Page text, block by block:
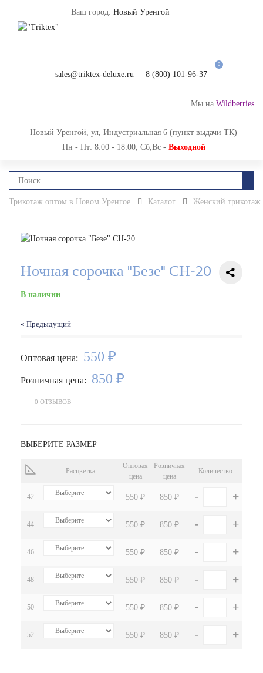
Ваш город: Новый Уренгой
0
8 (800) 101-96-37
sales@triktex-deluxe.ru
Мы на Wildberries
Новый Уренгой, ул, Индустриальная 6 (пункт выдачи ТК)
Пн - Пт: 8:00 - 18:00, Сб,Вс - Выходной
Трикотаж оптом в Новом Уренгое Каталог Женский трикотаж
Ночная сорочка "Безе" СН-20
В наличии
« Предыдущий
Оптовая цена: 550 ₽
Розничная цена: 850 ₽
0 ОТЗЫВОВ
ВЫБЕРИТЕ РАЗМЕР
Расцветка
Оптовая
цена
Розничная
цена
Количество:
42 550 ₽ 850 ₽ - +
44 550 ₽ 850 ₽ - +
46 550 ₽ 850 ₽ - +
48 550 ₽ 850 ₽ - +
50 550 ₽ 850 ₽ - +
52 550 ₽ 850 ₽ - +